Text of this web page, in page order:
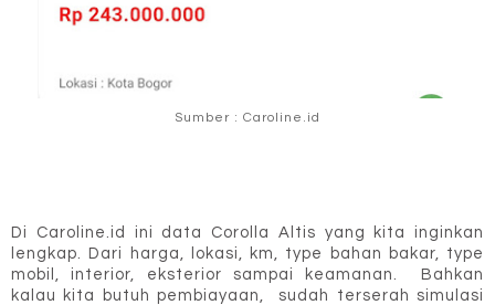
Sumber : Caroline.id
Di Caroline.id ini data Corolla Altis yang kita inginkan
lengkap. Dari harga, lokasi, km, type bahan bakar, type
mobil, interior, eksterior sampai keamanan.  Bahkan
kalau kita butuh pembiayaan,  sudah terserah simulasi